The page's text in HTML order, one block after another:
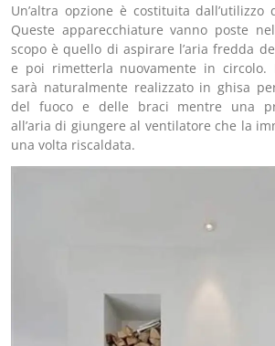
Un’altra opzione è costituita dall’utilizzo
Queste apparecchiature vanno poste
scopo è quello di aspirare l’aria fredda
e poi rimetterla nuovamente in circolo.
sarà naturalmente realizzato in ghisa
del fuoco e delle braci mentre una
all’aria di giungere al ventilatore che la
una volta riscaldata.